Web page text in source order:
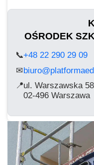
OŚRODEK
📞+48 22 290 29 09
✉
📍ul. Warszawska
02-496 Warszawa